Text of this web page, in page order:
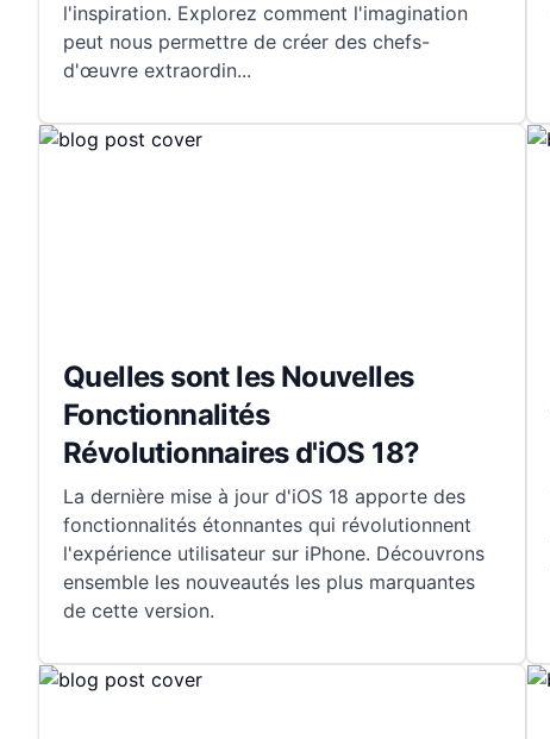
l'inspiration. Explorez comment l'imagination
peut nous permettre de créer des chefs-
d'œuvre extraordin...
Quelles sont les Nouvelles
Fonctionnalités
Révolutionnaires d'iOS 18?
La dernière mise à jour d'iOS 18 apporte des
fonctionnalités étonnantes qui révolutionnent
l'expérience utilisateur sur iPhone. Découvrons
ensemble les nouveautés les plus marquantes
de cette version.